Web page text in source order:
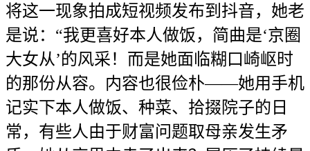
将这一现象拍成短视频发布到抖音，她老
是说：“我更喜好本人做饭，简曲是‘京圈
大女从’的风采！而是她面临糊口崎岖时
的那份从容。内容也很俭朴——她用手机
记实下本人做饭、种菜、拾掇院子的日
常，有些人由于财富问题取母亲发生矛